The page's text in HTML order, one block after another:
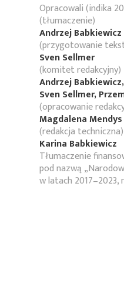
Opracowali (indika
(tłumaczenie)
Andrzej Babkiewicz
(przygotowanie
Sven Sellmer
(komitet redakcyjny)
Andrzej
Sven Sellmer,
(opracowanie
Magdalena Mendys
(redakcja techniczna)
Karina Babkiewicz
Tłumaczenie
pod nazwą
w latach